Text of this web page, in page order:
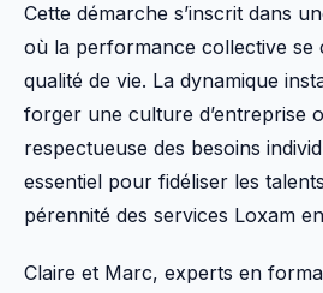
Cette démarche s’inscrit dans
où la performance collective se
qualité de vie. La dynamique
forger une culture d’entreprise
respectueuse des besoins
essentiel pour fidéliser les
pérennité des services Loxam
Claire et Marc, experts en